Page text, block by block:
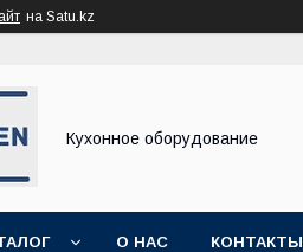
на Satu.kz
Кухонное оборудование
О НАС КОНТАКТЫ